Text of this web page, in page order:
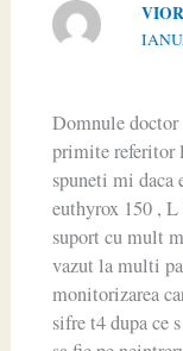
Domnule doctor
primite referitor
spuneti mi daca
euthyrox 150 ,
suport cu mult
vazut la multi
monitorizarea
sifre t4 dupa ce